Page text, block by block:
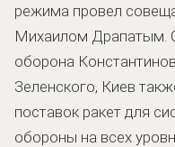
режима провел
Михаилом Драпатым.
оборона
Зеленского, Киев
поставок ракет для
обороны на всех